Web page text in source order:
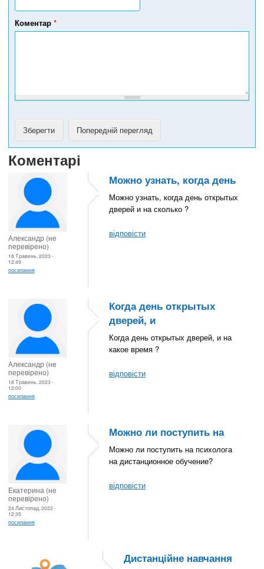
л
е
ф
Коментар *
Коментарі
Александр (не
перевірено)
18 Травень, 2023 -
12:49
посилання
Можно узнать, когда день
Можно узнать, когда день открытых
дверей и на сколько ?
відповісти
Александр (не
перевірено)
18 Травень, 2023 -
12:00
посилання
Когда день открытых
дверей, и
Когда день открытых дверей, и на
какое время ?
відповісти
Екатерина (не
перевірено)
24 Листопад, 2022 -
12:35
посилання
Можно ли поступить на
Можно ли поступить на психолога
на дистанционное обучение?
відповісти
Дистанційне навчання